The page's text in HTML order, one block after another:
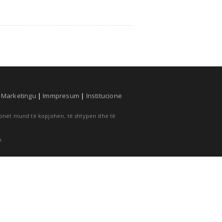
Marketingu | Immpresum | Institucione
mund të kopjohen, të shtypen dhe të